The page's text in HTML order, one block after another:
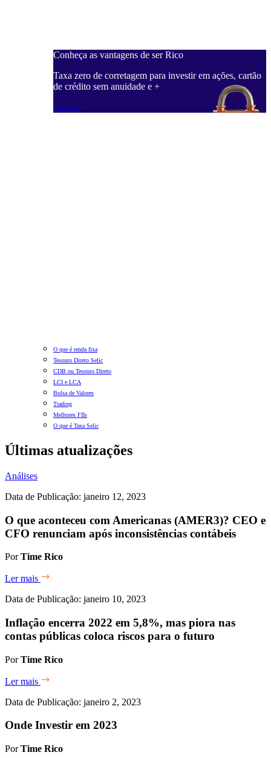
Conheça as vantagens de ser Rico
Taxa zero de corretagem para investir em ações, cartão
de crédito sem anuidade e +
Saiba mais
O que é renda fixa
Tesouro Direto Selic
CDB ou Tesouro Direto
LCI e LCA
Bolsa de Valores
Trading
Melhores FIIs
O que é Taxa Selic
Últimas atualizações
Análises
Data de Publicação: janeiro 12, 2023
O que aconteceu com Americanas (AMER3)? CEO e
CFO renunciam após inconsistências contábeis
PorTime Rico
Ler mais
Data de Publicação: janeiro 10, 2023
Inflação encerra 2022 em 5,8%, mas piora nas
contas públicas coloca riscos para o futuro
PorTime Rico
Ler mais
Data de Publicação: janeiro 2, 2023
Onde Investir em 2023
PorTime Rico